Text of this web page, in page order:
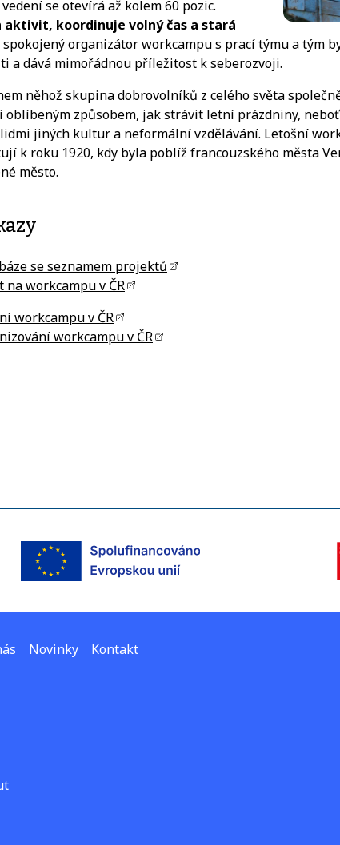
se otevírá až kolem 60 pozic.
koordinuje volný čas a stará
spokojený organizátor workcampu s prací týmu a tým
a dává mimořádnou příležitost k seberozvoji.
něhož skupina dobrovolníků z celého světa
způsobem, jak strávit letní prázdniny,
jiných kultur a neformální vzdělávání. Letošní
k roku 1920, kdy byla poblíž francouzského města
město.
se seznamem projektů
na workcampu v ČR
workcampu v ČR
workcampu v ČR
Novinky Kontakt